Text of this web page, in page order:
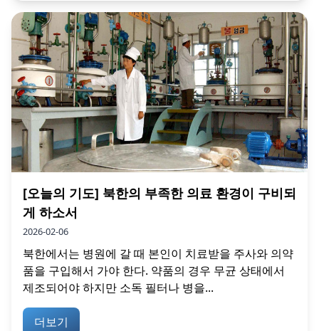
[오늘의 기도] 북한의 부족한 의료 환경이 구비되
게 하소서
2026-02-06
북한에서는 병원에 갈 때 본인이 치료받을 주사와 의약
품을 구입해서 가야 한다. 약품의 경우 무균 상태에서
제조되어야 하지만 소독 필터나 병을...
더보기